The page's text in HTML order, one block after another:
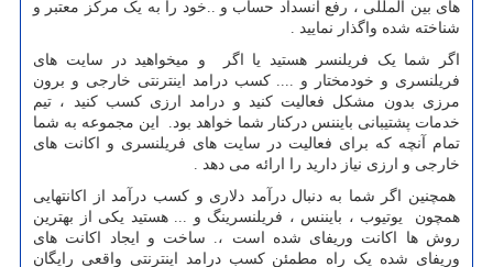
های بین المللی ، رفع انسداد حساب و ..خود را به یک مرکز معتبر و
شناخته شده واگذار نمایید .
اگر شما یک فریلنسر هستید یا اگر و میخواهید در سایت های
فریلنسری و خودمختار و .... کسب درامد اینترنتی خارجی و برون
مرزی بدون مشکل فعالیت کنید و درامد ارزی کسب کنید ، تیم
خدمات پشتیبانی بایننس درکنار شما خواهد بود. این مجموعه به شما
تمام آنچه که برای فعالیت در سایت های فریلنسری و اکانت های
خارجی و ارزی نیاز دارید را ارائه می دهد .
همچنین اگر شما به دنبال درآمد دلاری و کسب درآمد از اکانتهایی
همچون یوتیوب ، بایننس ، فریلنسرینگ و ... هستید یکی از بهترین
روش ها اکانت وریفای شده است ،. ساخت و ایجاد اکانت های
وریفای شده یک راه مطمئن کسب درامد اینترنتی واقعی رایگان